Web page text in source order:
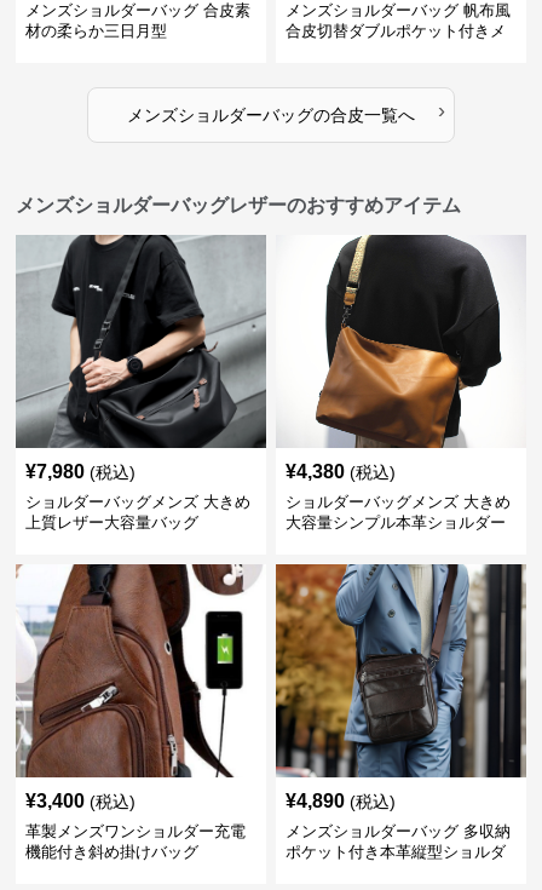
メンズショルダーバッグ 合皮素
材の柔らか三日月型
メンズショルダーバッグ 帆布風
合皮切替ダブルポケット付きメ
メンズショルダーバッグの合皮一覧へ ›
メンズショルダーバッグレザーのおすすめアイテム
¥7,980 (税込)
ショルダーバッグメンズ 大きめ
上質レザー大容量バッグ
¥4,380 (税込)
ショルダーバッグメンズ 大きめ
大容量シンプル本革ショルダー
¥3,400 (税込)
革製メンズワンショルダー充電
機能付き斜め掛けバッグ
¥4,890 (税込)
メンズショルダーバッグ 多収納
ポケット付き本革縦型ショルダ